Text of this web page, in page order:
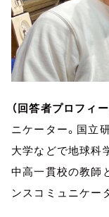
（回答者プロフィー
ニケーター。国立
大学などで地球科
中高一貫校の教師
ンスコミュニケー